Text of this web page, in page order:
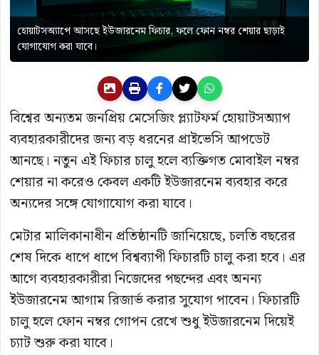
হোয়াটসঅ্যাপে আসছে ইউজারনেম ফিচার, ফলে ফোন নম্বর শেয়ার ছাড়াই
যোগাযোগ করা যাবে।
বিশ্বের অন্যতম জনপ্রিয় মেসেজিং প্ল্যাটফর্ম হোয়াটসঅ্যাপ
ব্যবহারকারীদের জন্য বড় ধরনের প্রাইভেসি আপডেট
আনছে। নতুন এই ফিচার চালু হলে ব্যক্তিগত মোবাইল নম্বর
শেয়ার না করেও কেবল একটি ইউজারনেম ব্যবহার করে
অন্যদের সঙ্গে যোগাযোগ করা যাবে।
মেটার মালিকানাধীন প্রতিষ্ঠানটি জানিয়েছে, চলতি বছরের
শেষ দিকে ধাপে ধাপে বিশ্বব্যাপী ফিচারটি চালু করা হবে। এর
আগে ব্যবহারকারীরা নিজেদের পছন্দের এবং অনন্য
ইউজারনেম আগাম রিজার্ভ করার সুযোগ পাবেন। ফিচারটি
চালু হলে ফোন নম্বর গোপন রেখে শুধু ইউজারনেম দিয়েই
চ্যাট শুরু করা যাবে।